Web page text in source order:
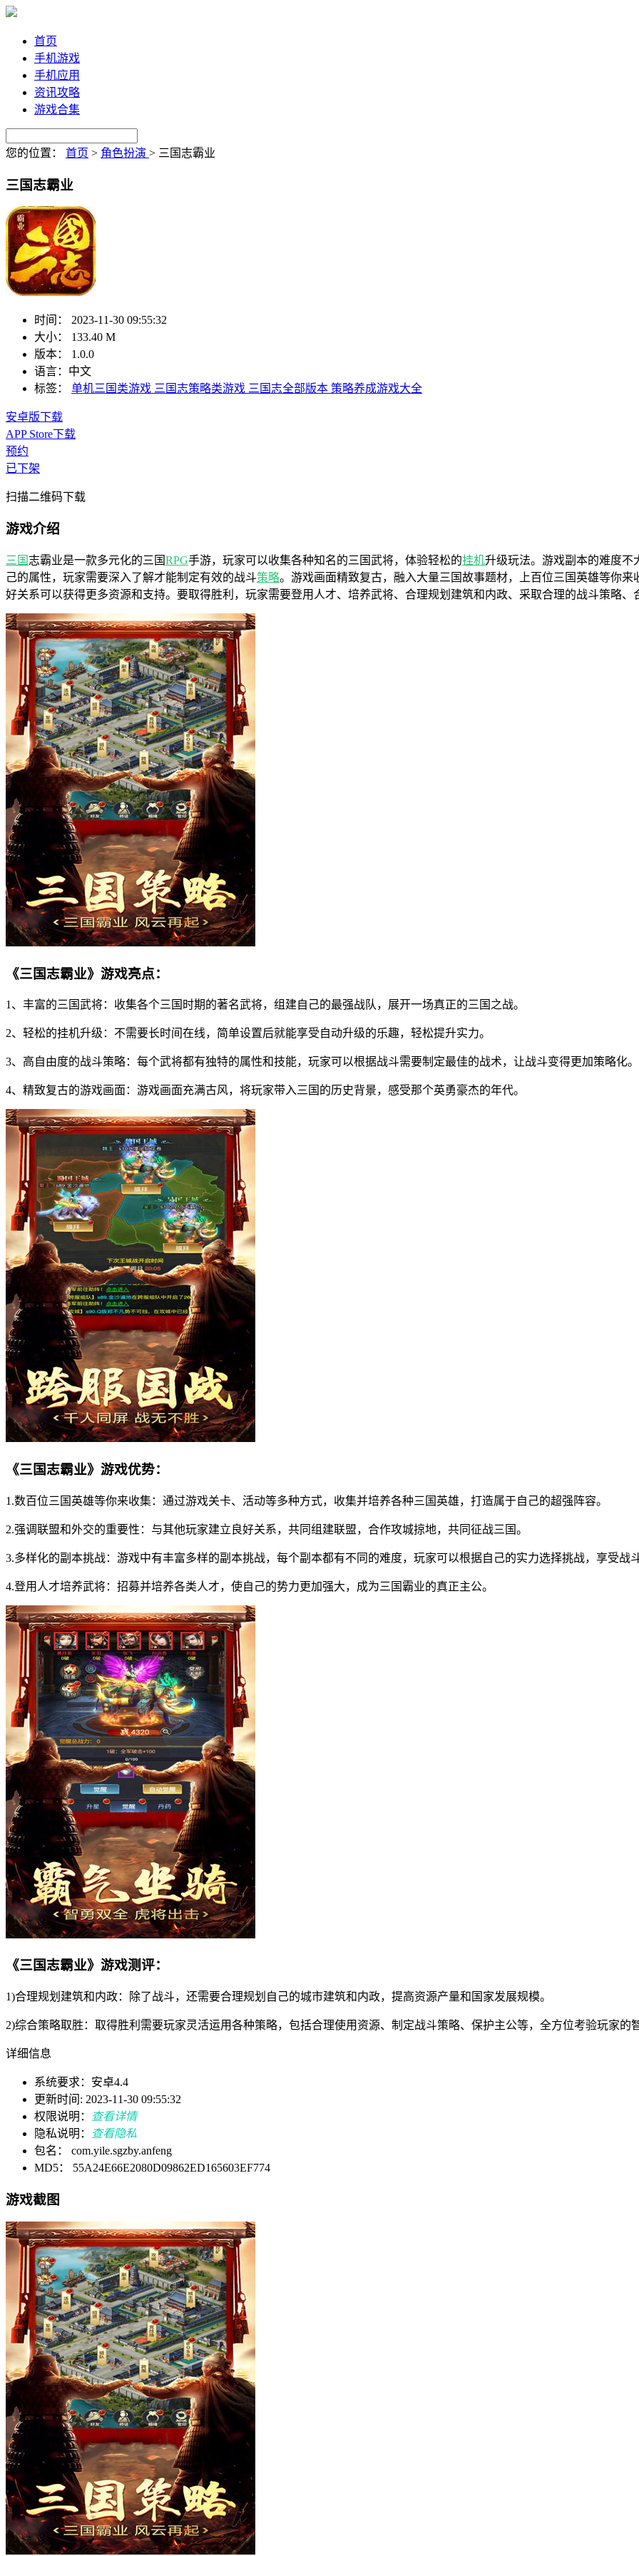
首页
手机游戏
手机应用
资讯攻略
游戏合集
您的位置： 首页 > 角色扮演 > 三国志霸业
三国志霸业
时间：
2023-11-30 09:55:32
大小：
133.40 M
版本：
1.0.0
语言： 中文
标签：
单机三国类游戏 三国志策略类游戏 三国志全部版本 策略养成游戏大全
安卓版下载
APP Store下载
预约
已下架
扫描二维码下载
游戏介绍
三国志霸业是一款多元化的三国RPG手游，玩家可以收集各种知名的三国武将，体验轻松的挂机升级玩法。游戏副本的难度不
己的属性，玩家需要深入了解才能制定有效的战斗策略。游戏画面精致复古，融入大量三国故事题材，上百位三国英雄等你
好关系可以获得更多资源和支持。要取得胜利，玩家需要登用人才、培养武将、合理规划建筑和内政、采取合理的战斗策略、
《三国志霸业》游戏亮点：
1、丰富的三国武将：收集各个三国时期的著名武将，组建自己的最强战队，展开一场真正的三国之战。
2、轻松的挂机升级：不需要长时间在线，简单设置后就能享受自动升级的乐趣，轻松提升实力。
3、高自由度的战斗策略：每个武将都有独特的属性和技能，玩家可以根据战斗需要制定最佳的战术，让战斗变得更加策略化。
4、精致复古的游戏画面：游戏画面充满古风，将玩家带入三国的历史背景，感受那个英勇豪杰的年代。
《三国志霸业》游戏优势：
1.数百位三国英雄等你来收集：通过游戏关卡、活动等多种方式，收集并培养各种三国英雄，打造属于自己的超强阵容。
2.强调联盟和外交的重要性：与其他玩家建立良好关系，共同组建联盟，合作攻城掠地，共同征战三国。
3.多样化的副本挑战：游戏中有丰富多样的副本挑战，每个副本都有不同的难度，玩家可以根据自己的实力选择挑战，享受战
4.登用人才培养武将：招募并培养各类人才，使自己的势力更加强大，成为三国霸业的真正主公。
《三国志霸业》游戏测评：
1)合理规划建筑和内政：除了战斗，还需要合理规划自己的城市建筑和内政，提高资源产量和国家发展规模。
2)综合策略取胜：取得胜利需要玩家灵活运用各种策略，包括合理使用资源、制定战斗策略、保护主公等，全方位考验玩家的
详细信息
系统要求：安卓4.4
更新时间: 2023-11-30 09:55:32
权限说明：
查看详情
隐私说明：
查看隐私
包名： com.yile.sgzby.anfeng
MD5： 55A24E66E2080D09862ED165603EF774
游戏截图